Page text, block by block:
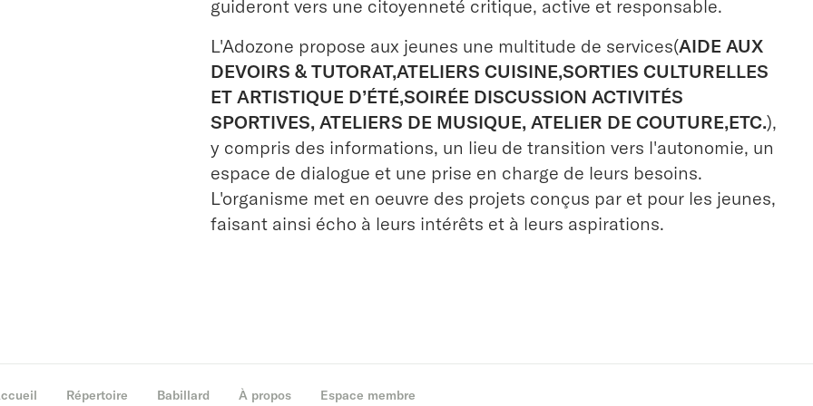
guideront vers une citoyenneté critique, active et responsable.
L'Adozone propose aux jeunes une multitude de services(AIDE AUX
DEVOIRS & TUTORAT,ATELIERS CUISINE,SORTIES CULTURELLES
ET ARTISTIQUE D’ÉTÉ,SOIRÉE DISCUSSION ACTIVITÉS
SPORTIVES, ATELIERS DE MUSIQUE, ATELIER DE COUTURE,ETC.),
y compris des informations, un lieu de transition vers l'autonomie, un
espace de dialogue et une prise en charge de leurs besoins.
L'organisme met en oeuvre des projets conçus par et pour les jeunes,
faisant ainsi écho à leurs intérêts et à leurs aspirations.
Répertoire Babillard À propos Espace membre